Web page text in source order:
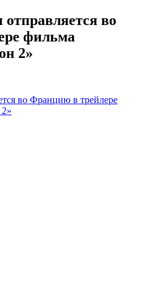
во
фильма
2»
во Францию в трейлере